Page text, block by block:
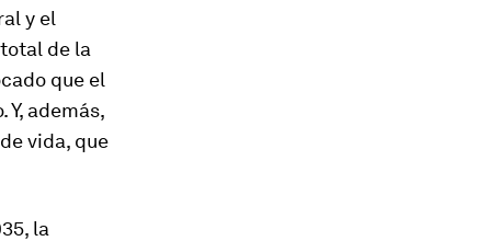
y el
de la
que el
además,
vida, que
la